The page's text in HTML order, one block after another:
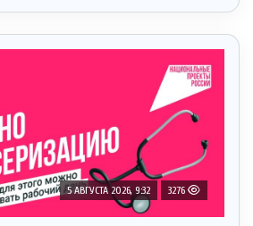
5 АВГУСТА 2026, 9:32 3276